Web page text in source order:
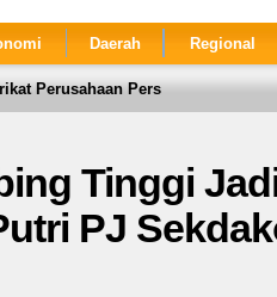
Daerah Regional
Perusahaan Pers
Tinggi
PJ